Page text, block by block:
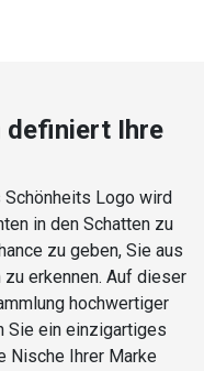
definiert Ihre
Logo wird
in den Schatten zu
zu geben, Sie aus
erkennen. Auf dieser
hochwertiger
Sie ein einzigartiges
Nische Ihrer Marke